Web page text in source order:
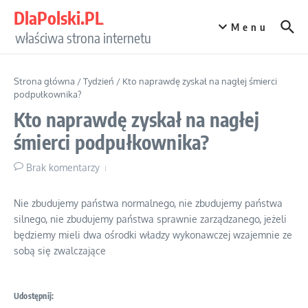
DlaPolski.PL
właściwa strona internetu
Menu
Strona główna /Tydzień / Kto naprawdę zyskał na nagłej śmierci
podpułkownika?
Kto naprawdę zyskał na nagłej
śmierci podpułkownika?
Brak komentarzy
Nie zbudujemy państwa normalnego, nie zbudujemy państwa
silnego, nie zbudujemy państwa sprawnie zarządzanego, jeżeli
będziemy mieli dwa ośrodki władzy wykonawczej wzajemnie ze
sobą się zwalczające
Udostępnij: